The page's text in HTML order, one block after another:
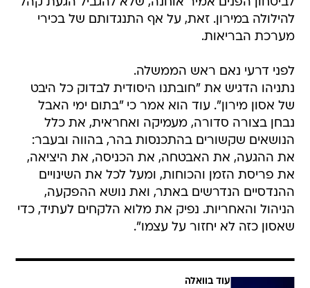
להילולה במירון. זאת, על אף התנגדותם של בכירי
מערכת הבריאות.
לפני דרעי נאם ראש הממשלה.
נתניהו הדגיש את "חובתנו היסודית לבדוק כל היבט
של אסון מירון". עוד הוא אמר כי "בתום ימי האבל
נבחן בצורה סדורה, מעמיקה ואחראית, את כלל
הנושאים שקשורים בהתכנסות בהר, בהווה ובעבר:
את ההגעה, את האבטחה, את הכניסה, את היציאה,
את פריסת הזמן והכוחות, ומעל לכל את השינויים
ההנדסיים הנדרשים באתר, ואת נושא ההפקעה,
הניהול והאחריות. נפיק את מלוא הלקחים לעתיד, כדי
שאסון כזה לא יחזור על עצמו".
עוד בוואלה